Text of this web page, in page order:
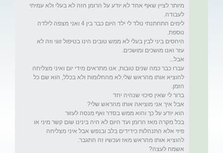
מיותר לציין שאף אחד לא יודע על הרומן הזה לא בעלי ולא עמיתי
לימים התחתנתי נולד לי ילד היום כבר בין 4 ואני מצפה לילדה
היחסים ביני לבין בעלי לא ממש טובים הינו בטיפול זוגי וזה לא
עברו כבר כמה שנים טובות, אנו מתראים מידי יום ואיני מצליחה
להוציא אותו מהראש שלי.לא מהחלומות ולא בכלל, הוא שם כל
בכל מקרה מאז הרומן ועד היום לא היה בינינו שום קשר מיני או
פיזי אלא התנהלות כידידים בלב ובנפש אבל איני מצליחה
אשמח לעצה?